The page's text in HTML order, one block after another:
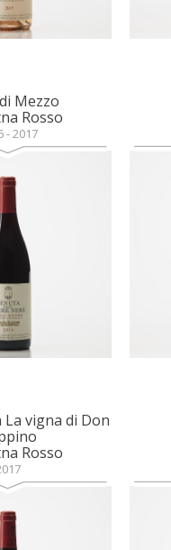
Mezzo
Rosso
- 2017
vigna di Don
Rosso